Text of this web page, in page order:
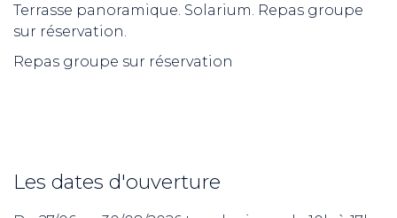
Terrasse panoramique. Solarium. Repas groupe
sur réservation.
Repas groupe sur réservation
Les dates d'ouverture